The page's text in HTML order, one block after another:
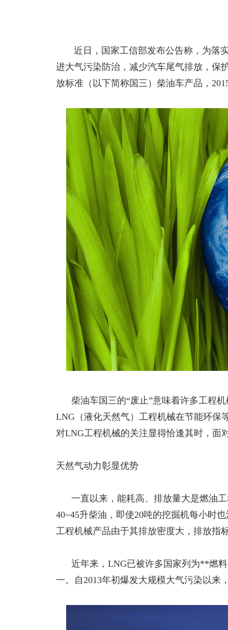
近日，国家工信部发布公告称，为落
进大气污染防治，减少汽车尾气排放，保
放标准（以下简称国三）柴油车产品，
柴油车国三的“废止”意味着许多工程
LNG（液化天然气）工程机械在节能环保
对LNG工程机械的关注显得恰逢其时，面
天然气动力彰显优势
一直以来，能耗高、排放量大是燃油工
40~45升柴油，即使20吨的挖掘机每小时
工程机械产品由于其排放密度大，排放指
近年来， LNG已被许多国家列为**燃
一。自2013年初爆发大规模大气污染以来